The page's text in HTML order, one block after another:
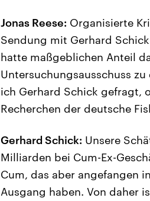
Jonas Reese: Organisierte
Sendung mit Gerhard
hatte maßgeblichen Anteil
Untersuchungsausschuss
ich Gerhard Schick gefragt,
Recherchen der deutsche
Gerhard Schick: Unsere
Milliarden bei Cum-Ex-
Cum, das aber angefangen
Ausgang haben. Von daher